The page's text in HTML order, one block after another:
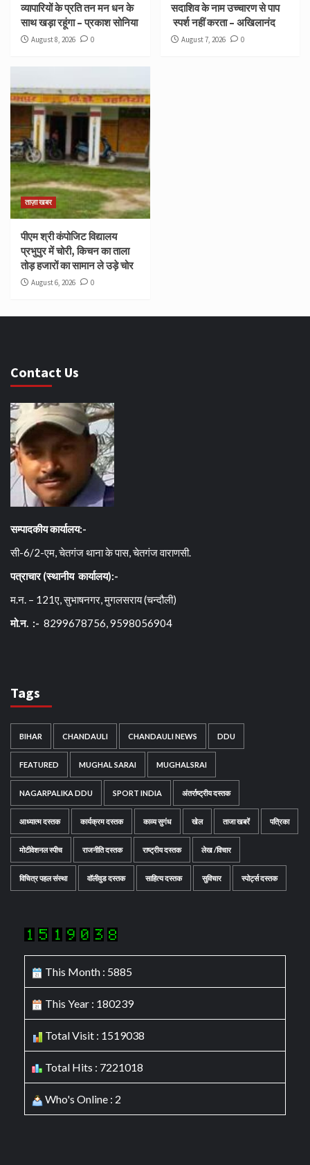
व्यापारियों के प्रति तन मन धन के
साथ खड़ा रहूंगा – प्रकाश सोनिया
August 8, 2026 0
सदाशिव के नाम उच्चारण से पाप
स्पर्श नहीं करता – अखिलानंद
August 7, 2026 0
ताज़ा खबर
पीएम श्री कंपोजिट विद्यालय
प्रभुपुर में चोरी, किचन का ताला
तोड़ हजारों का सामान ले उड़े चोर
August 6, 2026 0
Contact Us
सम्पादकीय कार्यालय:-
सी-6/2-एम, चेतगंज थाना के पास, चेतगंज वाराणसी.
पत्राचार (स्थानीय कार्यालय):-
म.न. – 121ए, सुभाषनगर, मुगलसराय (चन्दौली)
मो.न. :- 8299678756, 9598056904
Tags
BIHAR CHANDAULI CHANDAULI NEWS DDU
FEATURED MUGHAL SARAI MUGHALSRAI
NAGARPALIKA DDU SPORT INDIA अंतर्राष्ट्रीय दस्तक
आध्यात्म दस्तक कार्यक्रम दस्तक काव्य सुगंध खेल ताजा खबरें पत्रिका
मोटीवेशनल स्पीच राजनीति दस्तक राष्ट्रीय दस्तक लेख /विचार
विचित्र पहल संस्था वॉलीवुड दस्तक साहित्य दस्तक सुविचार स्पोर्ट्स दस्तक
This Month : 5885
This Year : 180239
Total Visit : 1519038
Total Hits : 7221018
Who's Online : 2